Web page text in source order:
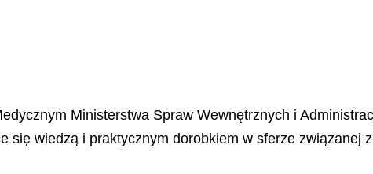
Ministerstwa Spraw Wewnętrznych i
się wiedzą i praktycznym dorobkiem w sferze związanej